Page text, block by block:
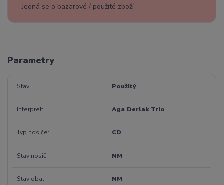
Jedná se o bazarové / použité zboží
Parametry
Stav Použitý
Interpret Aga Derlak Trio
Typ nosiče CD
Stav nosič NM
Stav obal NM